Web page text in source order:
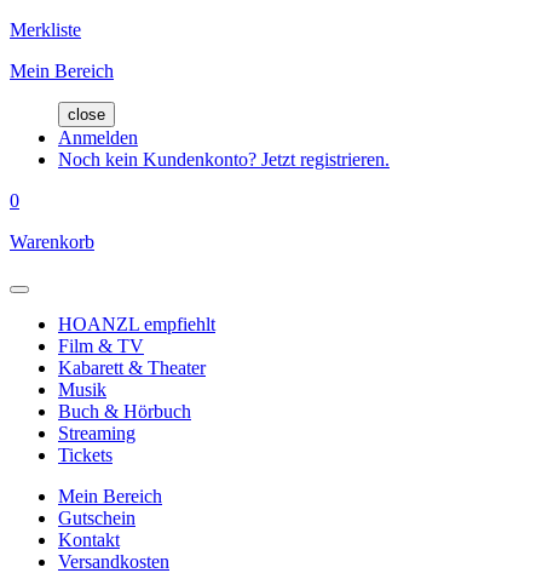
Merkliste
Mein Bereich
close
Anmelden
Noch kein Kundenkonto? Jetzt registrieren.
0
Warenkorb
HOANZL empfiehlt
Film & TV
Kabarett & Theater
Musik
Buch & Hörbuch
Streaming
Tickets
Mein Bereich
Gutschein
Kontakt
Versandkosten